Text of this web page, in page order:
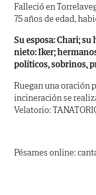
Falleció en
75 años de edad,
Su esposa: Chari;
nieto: Iker;
políticos, sobrinos,
Ruegan una oración
incineración se
Velatorio:
Pésames online: